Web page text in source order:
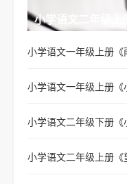
小学语文二年级上
小学语文一年级上册《
小学语文一年级上册《
小学语文二年级下册《
小学语文二年级上册